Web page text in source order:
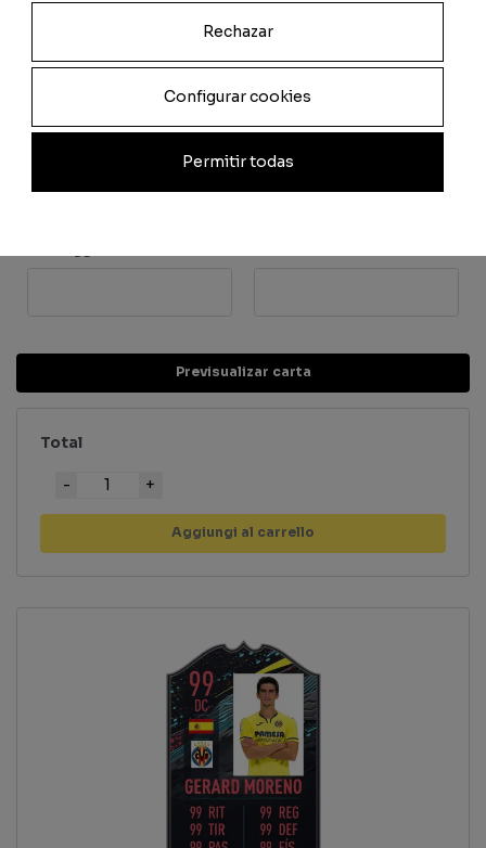
Velocità Dribbling
Difesa
Previsualizar carta
Total
Quantità
Aggiungi al carrello
Rechazar
Configurar cookies
Permitir todas